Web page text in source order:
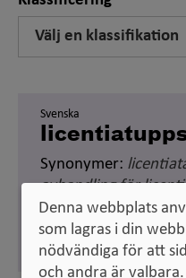
Välj en klassifikation
Svenska
Synonymer:
avhandling för
licentiate
Denna webbplats
som lagras i din
nödvändiga för att
och andra är